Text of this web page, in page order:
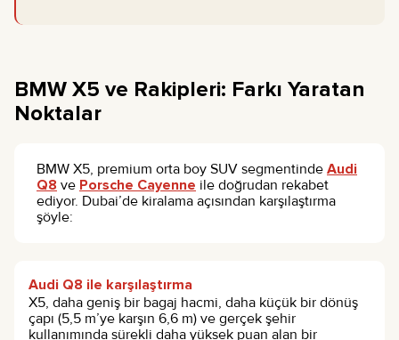
BMW X5 ve Rakipleri: Farkı Yaratan
Noktalar
BMW X5, premium orta boy SUV segmentinde Audi
Q8 ve Porsche Cayenne ile doğrudan rekabet
ediyor. Dubai’de kiralama açısından karşılaştırma
şöyle:
Audi Q8 ile karşılaştırma
X5, daha geniş bir bagaj hacmi, daha küçük bir dönüş
çapı (5,5 m’ye karşın 6,6 m) ve gerçek şehir
kullanımında sürekli daha yüksek puan alan bir